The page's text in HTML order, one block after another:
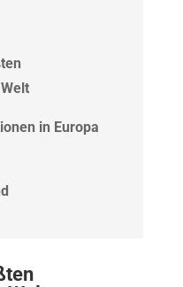
in Europa